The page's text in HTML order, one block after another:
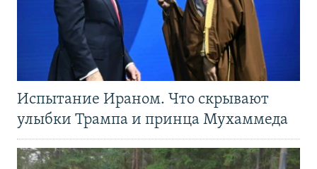
Испытание Ираном. Что скрывают
улыбки Трампа и принца Мухаммеда